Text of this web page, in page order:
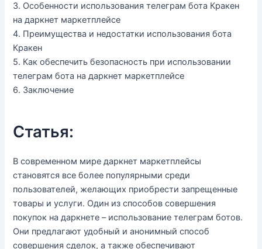
3. Особенности использования телеграм бота Кракен
на даркнет маркетплейсе
4. Преимущества и недостатки использования бота
Кракен
5. Как обеспечить безопасность при использовании
телеграм бота на даркнет маркетплейсе
6. Заключение
Статья:
В современном мире даркнет маркетплейсы
становятся все более популярными среди
пользователей, желающих приобрести запрещенные
товары и услуги. Один из способов совершения
покупок на даркнете – использование телеграм ботов.
Они предлагают удобный и анонимный способ
совершения сделок, а также обеспечивают